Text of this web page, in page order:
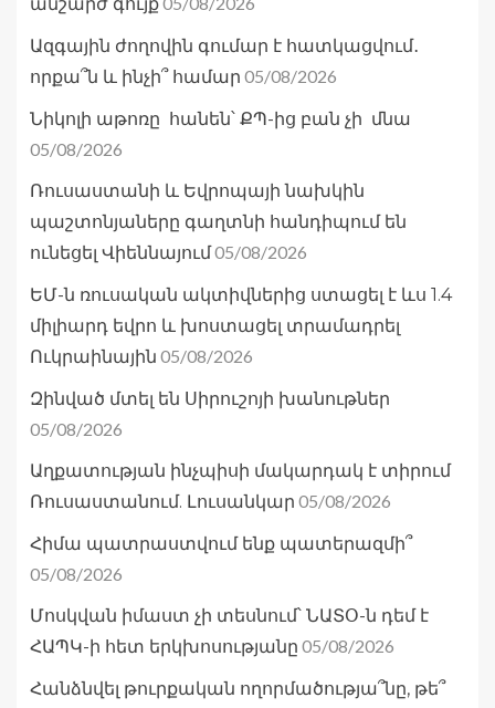
Ազգային ժողովին գումար է հատկացվում․
որքա՞ն և ինչի՞ համար 05/08/2026
Նիկոլի աթոռը հանեն՝ ՔՊ-ից բան չի մնա
05/08/2026
Ռուսաստանի և Եվրոպայի նախկին
պաշտոնյաները գաղտնի հանդիպում են
ունեցել Վիեննայում05/08/2026
ԵՄ-ն ռուսական ակտիվներից ստացել է ևս 1.4
միլիարդ եվրո և խոստացել տրամադրել
Ուկրաինային 05/08/2026
Զինված մտել են Սիրուշոյի խանութներ
05/08/2026
Աղքատության ինչպիսի մակարդակ է տիրում
Ռուսաստանում. Լուսանկար 05/08/2026
Հիմա պատրաստվում ենք պատերազմի՞
05/08/2026
Մոսկվան իմաստ չի տեսնում՝ ՆԱՏՕ-ն դեմ է
ՀԱՊԿ-ի հետ երկխոսությանը 05/08/2026
Հանձնվել թուրքական ողորմածությա՞նը, թե՞